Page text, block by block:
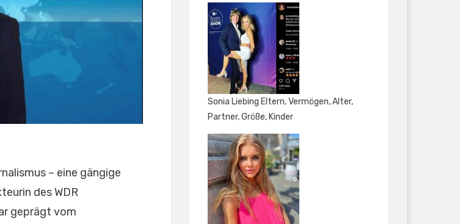
– eine gängige
des WDR
geprägt vom
Sonia Liebing Eltern, Vermögen, Alter,
Partner, Größe, Kinder